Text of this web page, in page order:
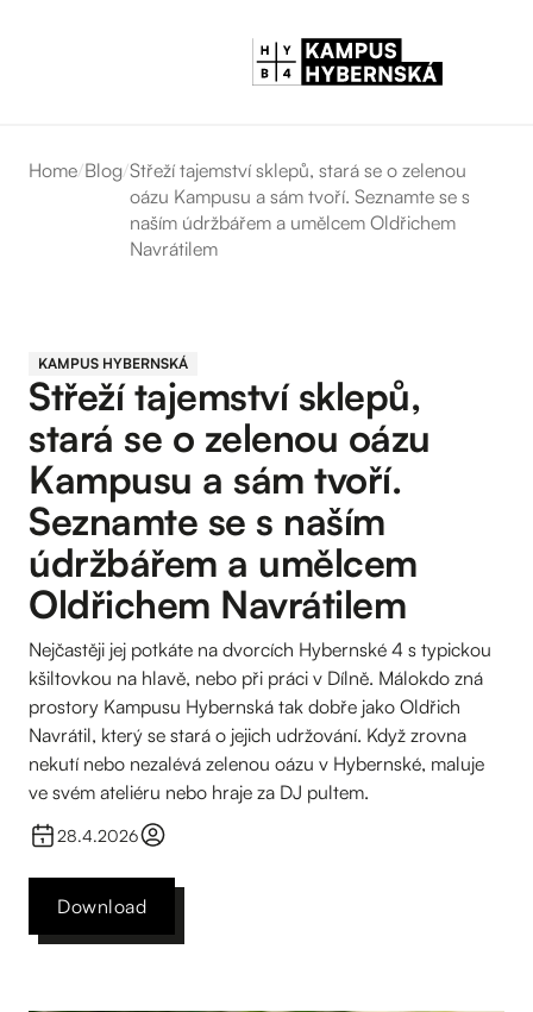
Home/Blog/Střeží tajemství sklepů, stará se o zelenou
oázu Kampusu a sám tvoří. Seznamte se s
naším údržbářem a umělcem Oldřichem
Navrátilem
KAMPUS HYBERNSKÁ
Střeží tajemství sklepů,
stará se o zelenou oázu
Kampusu a sám tvoří.
Seznamte se s naším
údržbářem a umělcem
Oldřichem Navrátilem
Nejčastěji jej potkáte na dvorcích Hybernské 4 s typickou
kšiltovkou na hlavě, nebo při práci v Dílně. Málokdo zná
prostory Kampusu Hybernská tak dobře jako Oldřich
Navrátil, který se stará o jejich udržování. Když zrovna
nekutí nebo nezalévá zelenou oázu v Hybernské, maluje
ve svém ateliéru nebo hraje za DJ pultem.
28.4.2026
Download